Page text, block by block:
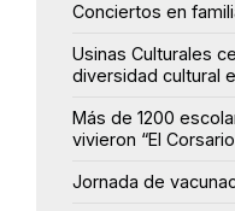
Conciertos en
Usinas Culturales
diversidad cultural
Más de 1200
vivieron “El
Jornada de